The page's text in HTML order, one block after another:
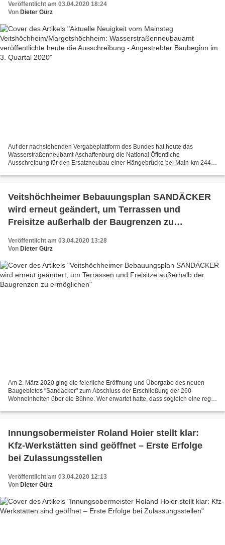
3. Quartal 2020
Veröffentlicht am 03.04.2020 18:24
Von Dieter Gürz
Auf der nachstehenden Vergabeplattform des Bundes hat heute das
Wasserstraßenneubamt Aschaffenburg die National Öffentliche
Ausschreibung für den Ersatzneubau einer Hängebrücke bei Main-km 244,4
Veitshöchheimer Bebauungsplan SANDÄCKER
wird erneut geändert, um Terrassen und
Freisitze außerhalb der Baugrenzen zu
Veröffentlicht am 03.04.2020 13:28
Von Dieter Gürz
Am 2. März 2020 ging die feierliche Eröffnung und Übergabe des neuen
Baugebietes "Sandäcker" zum Abschluss der Erschließung der 260
Wohneinheiten über die Bühne. Wer erwartet hatte, dass sogleich eine rege
Innungsobermeister Roland Hoier stellt klar:
Kfz-Werkstätten sind geöffnet – Erste Erfolge
bei Zulassungsstellen
Veröffentlicht am 03.04.2020 12:13
Von Dieter Gürz